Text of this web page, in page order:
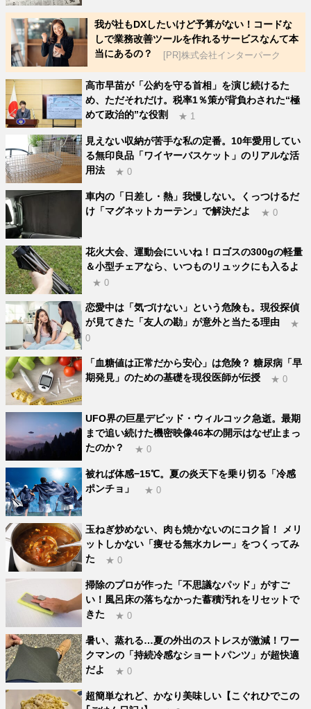
我が社もDXしたいけど予算がない！コードな
しで業務改善ツールを作れるサービスなんて本
当にあるの？
[PR]株式会社インターパーク
高市早苗が「公約を守る首相」を演じ続けるた
め、ただそれだけ。税率1％策が背負わされた“極
めて政治的”な役割
★ 1
見えない収納が苦手な私の定番。10年愛用してい
る無印良品「ワイヤーバスケット」のリアルな活
用法
★ 0
車内の「日差し・熱」我慢しない。くっつけるだ
け「マグネットカーテン」で解決だよ
★ 0
花火大会、運動会にいいね！ロゴスの300gの軽量
＆小型チェアなら、いつものリュックにも入るよ
★ 0
恋愛中は「気づけない」という危険も。現役探偵
が見てきた「友人の勘」が意外と当たる理由
★
0
「血糖値は正常だから安心」は危険？ 糖尿病「早
期発見」のための基礎を現役医師が伝授
★ 0
UFO界の巨星デビッド・ウィルコック急逝。最期
まで追い続けた機密映像46本の開示はなぜ止まっ
たのか？
★ 0
被れば体感−15℃。夏の炎天下を乗り切る「冷感
ポンチョ」
★ 0
玉ねぎ炒めない、肉も焼かないのにコク旨！ メリ
ットしかない「痩せる無水カレー」をつくってみ
た
★ 0
掃除のプロが作った「不思議なパッド」がすご
い！風呂床の落ちなかった蓄積汚れをリセットで
きた
★ 0
暑い、蒸れる…夏の外出のストレスが激減！ワー
クマンの「持続冷感なショートパンツ」が超快適
だよ
★ 0
超簡単なれど、かなり美味しい【こぐれひでこの